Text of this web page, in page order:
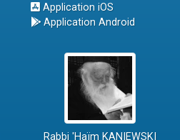
Application iOS
Application Android
Rabbi 'Haïm KANIEWSKI